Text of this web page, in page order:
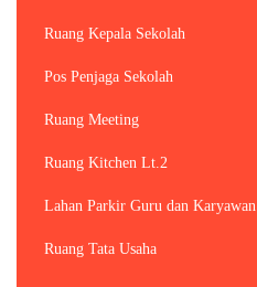
Ruang Kepala Sekolah
Pos Penjaga Sekolah
Ruang Meeting
Ruang Kitchen Lt.2
Lahan Parkir Guru dan Karyawan
Ruang Tata Usaha